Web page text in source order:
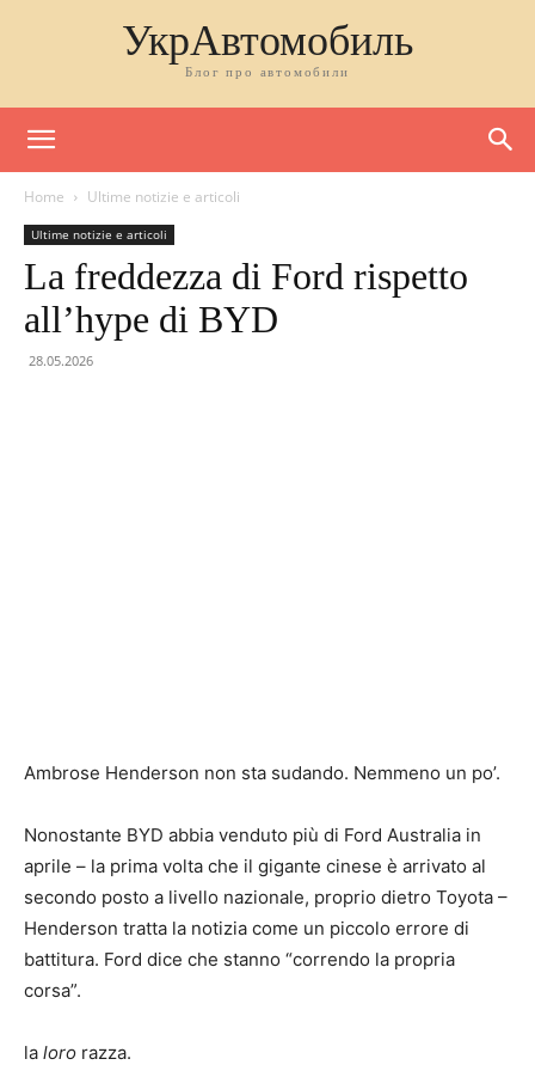
УкрАвтомобиль
Блог про автомобили
Home Ultime notizie e articoli
Ultime notizie e articoli
La freddezza di Ford rispetto
all’hype di BYD
28.05.2026
Ambrose Henderson non sta sudando. Nemmeno un po’.
Nonostante BYD abbia venduto più di Ford Australia in
aprile – la prima volta che il gigante cinese è arrivato al
secondo posto a livello nazionale, proprio dietro Toyota –
Henderson tratta la notizia come un piccolo errore di
battitura. Ford dice che stanno “correndo la propria
corsa”.
la loro razza.